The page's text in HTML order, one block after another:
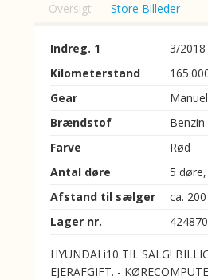
Oversigt Store Billeder
Indreg. 1
3/2018
Kilometerstand
Gear
Manuel
Brændstof
Benzin
Farve
Rød
Antal døre
5
Afstand til sælger
ca.
Lager nr.
HYUNDAI i10 TIL SALG!
EJERAFGIFT. -